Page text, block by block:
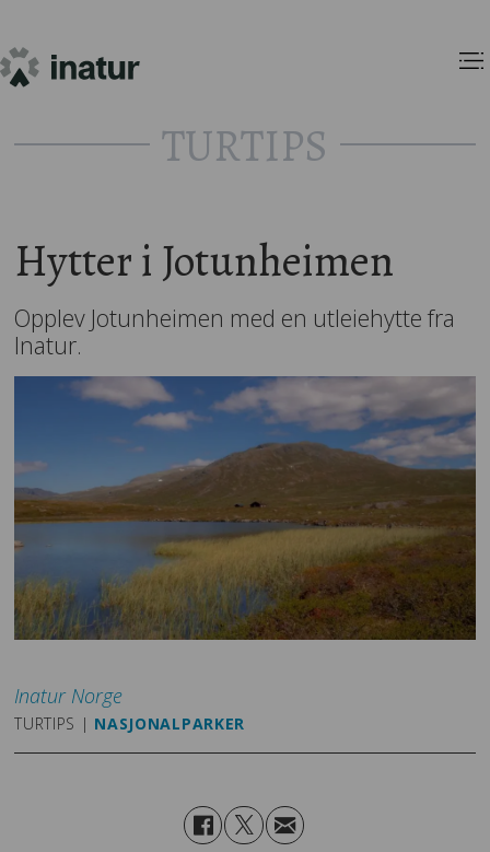
TURTIPS
Hytter i Jotunheimen
Opplev Jotunheimen med en utleiehytte fra
Inatur.
Inatur Norge
TURTIPS | NASJONALPARKER